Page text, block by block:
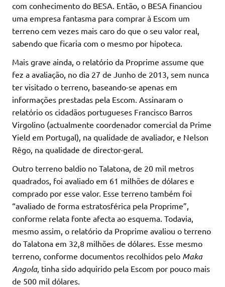
com conhecimento do BESA. Então, o BESA financiou
uma empresa fantasma para comprar à Escom um
terreno cem vezes mais caro do que o seu valor real,
sabendo que ficaria com o mesmo por hipoteca.
Mais grave ainda, o relatório da Proprime assume que
fez a avaliação, no dia 27 de Junho de 2013, sem nunca
ter visitado o terreno, baseando-se apenas em
informações prestadas pela Escom. Assinaram o
relatório os cidadãos portugueses Francisco Barros
Virgolino (actualmente coordenador comercial da Prime
Yield em Portugal), na qualidade de avaliador, e Nelson
Rêgo, na qualidade de director-geral.
Outro terreno baldio no Talatona, de 20 mil metros
quadrados, foi avaliado em 61 milhões de dólares e
comprado por esse valor. Esse terreno também foi
“avaliado de forma estratosférica pela Proprime”,
conforme relata fonte afecta ao esquema. Todavia,
mesmo assim, o relatório da Proprime avaliou o terreno
do Talatona em 32,8 milhões de dólares. Esse mesmo
terreno, conforme documentos recolhidos pelo Maka
Angola, tinha sido adquirido pela Escom por pouco mais
de 500 mil dólares.